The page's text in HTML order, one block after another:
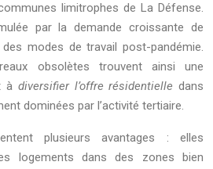
limitrophes de La Défense.
par la demande croissante de
modes de travail post-pandémie.
obsolètes trouvent ainsi une
à diversifier l’offre résidentielle dans
dominées par l’activité tertiaire.
plusieurs avantages : elles
logements dans des zones bien